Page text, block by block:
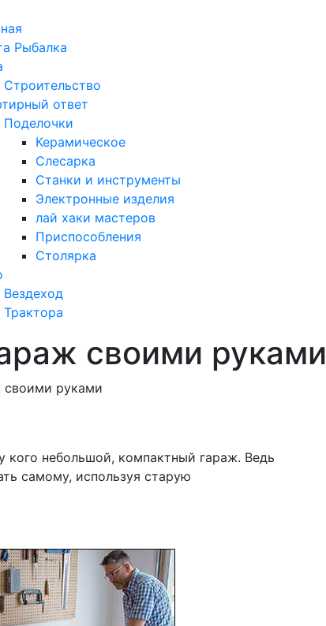
Рыбалка
Строительство
ответ
Поделочки
Керамическое
Слесарка
Станки и инструменты
Электронные изделия
лай хаки мастеров
Приспособления
Столярка
Вездеход
Трактора
своими руками
своими руками
кого небольшой, компактный гараж. Ведь
самому, используя старую